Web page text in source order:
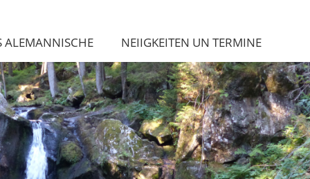
ALEMANNISCHE NEIIGKEITEN UN TERMINE